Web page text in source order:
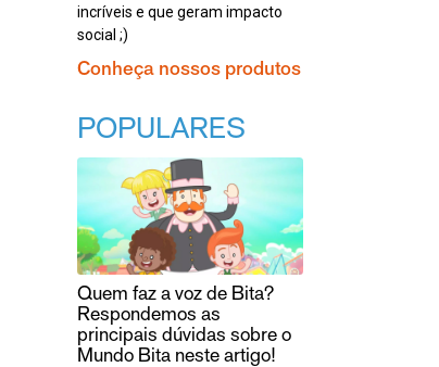
incríveis e que geram impacto
social ;)
Conheça nossos produtos
POPULARES
Quem faz a voz de Bita?
Respondemos as
principais dúvidas sobre o
Mundo Bita neste artigo!